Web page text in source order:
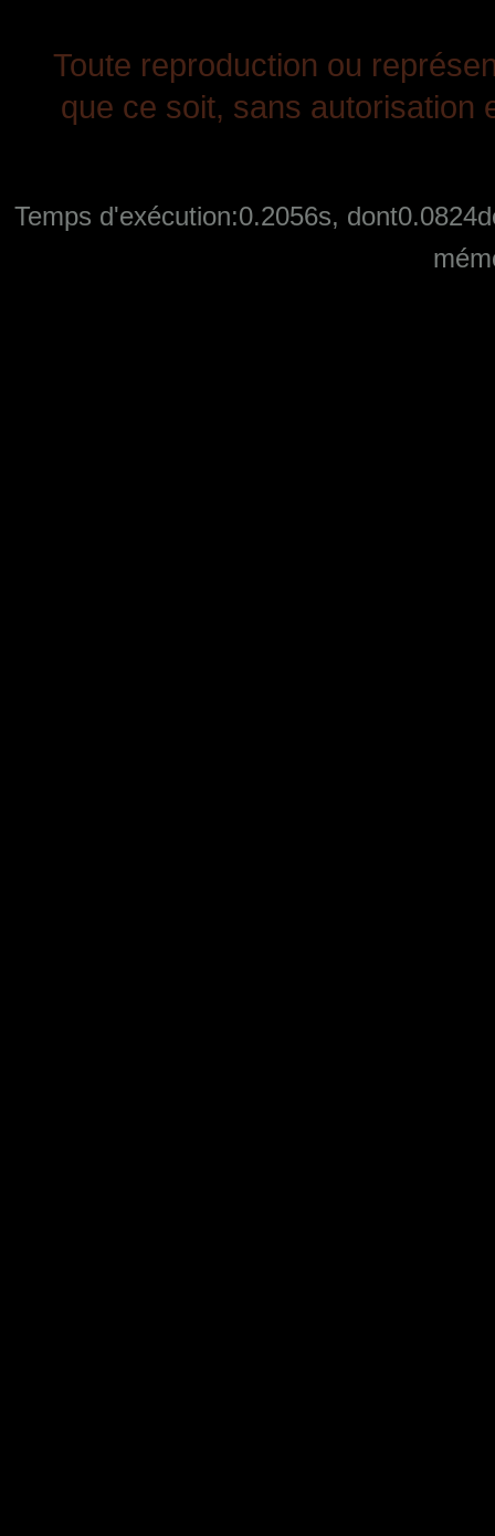
Toute reproduction ou
que ce soit, sans autorisation
Temps d'exécution:0.2056s,